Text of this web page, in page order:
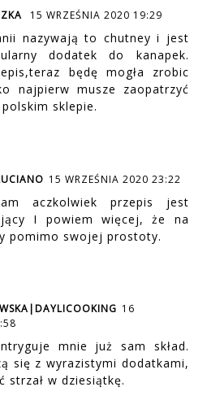
15 WRZEŚNIA 2020 19:29
nazywają to chutney i jest
dodatek do kanapek.
będę mogła zrobic
najpierw musze zaopatrzyć
sklepie.
15 WRZEŚNIA 2020 23:22
aczkolwiek przepis jest
I powiem więcej, że na
pomimo swojej prostoty.
16
mnie już sam skład.
się z wyrazistymi dodatkami,
strzał w dziesiątkę.